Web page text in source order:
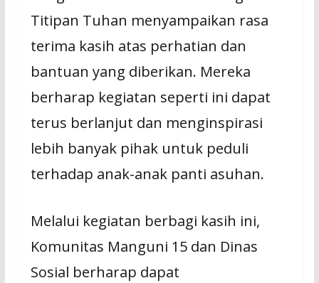
Titipan Tuhan menyampaikan rasa
terima kasih atas perhatian dan
bantuan yang diberikan. Mereka
berharap kegiatan seperti ini dapat
terus berlanjut dan menginspirasi
lebih banyak pihak untuk peduli
terhadap anak-anak panti asuhan.
Melalui kegiatan berbagi kasih ini,
Komunitas Manguni 15 dan Dinas
Sosial berharap dapat